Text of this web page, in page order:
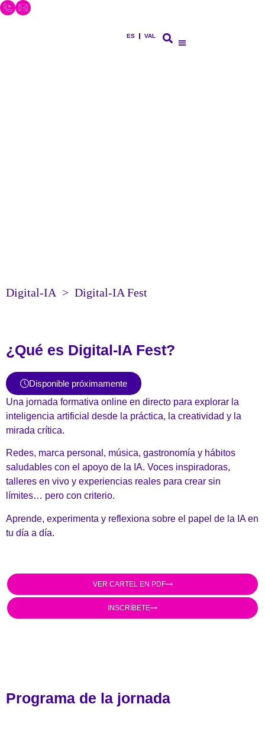
ES VAL
Digital-IA > Digital-IA Fest
¿Qué es Digital-IA Fest?
Disponible próximamente
Una jornada formativa online en directo para explorar la
inteligencia artificial desde la práctica, la creatividad y la
mirada crítica.
Redes, marca personal, música, gastronomía y hábitos
saludables con el apoyo de la IA. Voces inspiradoras,
talleres en vivo y experiencias reales para crear sin
límites… pero con criterio.
Aprende, experimenta y reflexiona sobre el papel de la IA en
tu día a día.
VER CARTEL EN PDF
INSCRÍBETE
Programa de la jornada